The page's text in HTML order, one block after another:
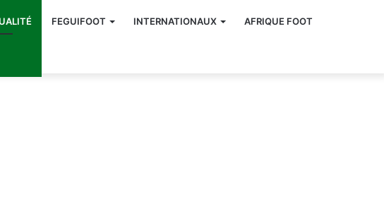
latérale)
FEGUIFOOT INTERNATIONAUX AFRIQUE FOOT